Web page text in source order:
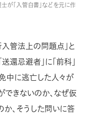
が「入管白書」などを元に作
管法上の問題点」と
還忌避者」に「前科」
中に逃亡した人々が
できないのか、なぜ仮
、そうした問いに答